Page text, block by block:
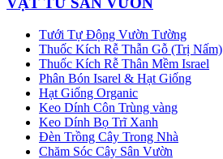
Tưới Tự Động Vườn Tường
Thuốc Kích Rễ Thẫn Gỗ (Trị Nấm)
Thuốc Kích Rễ Thân Mềm Israel
Phân Bón Isarel & Hạt Giống
Hạt Giống Organic
Keo Dính Côn Trùng vàng
Keo Dính Bọ Trĩ Xanh
Đèn Trồng Cây Trong Nhà
Chăm Sóc Cây Sân Vườn